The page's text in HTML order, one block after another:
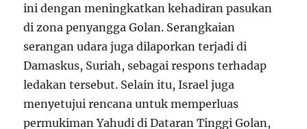
ini dengan meningkatkan kehadiran pasukan
di zona penyangga Golan. Serangkaian
serangan udara juga dilaporkan terjadi di
Damaskus, Suriah, sebagai respons terhadap
ledakan tersebut. Selain itu, Israel juga
menyetujui rencana untuk memperluas
permukiman Yahudi di Dataran Tinggi Golan,